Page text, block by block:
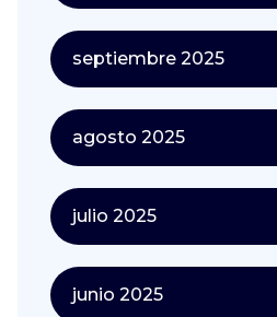
septiembre 2025
agosto 2025
julio 2025
junio 2025